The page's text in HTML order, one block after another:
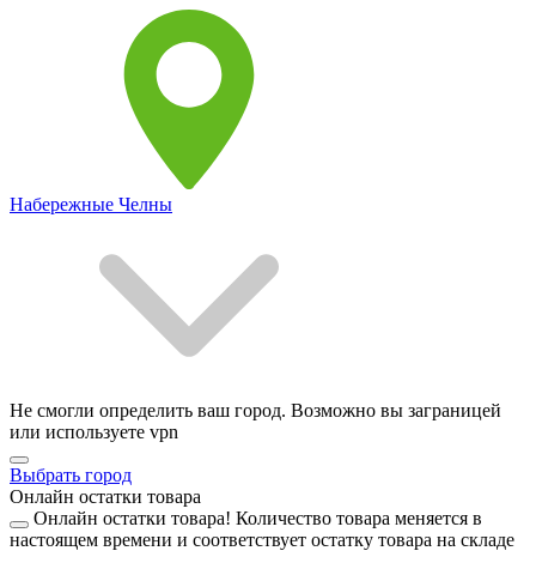
Набережные Челны
Не смогли определить ваш город. Возможно вы заграницей
или используете vpn
Выбрать город
Онлайн остатки товара
Онлайн остатки товара! Количество товара меняется в
настоящем времени и соответствует остатку товара на складе